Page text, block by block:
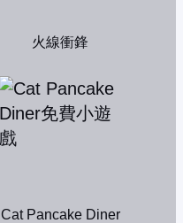
火線衝鋒
Cat Pancake Diner